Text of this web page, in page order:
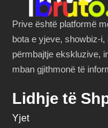
Prive është platformë
bota e yjeve, showbiz-
përmbajtje ekskluzive,
mban gjithmonë të
Lidhje të
Yjet